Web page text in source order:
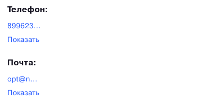
Телефон:
899623...
Показать
Почта:
opt@n...
Показать